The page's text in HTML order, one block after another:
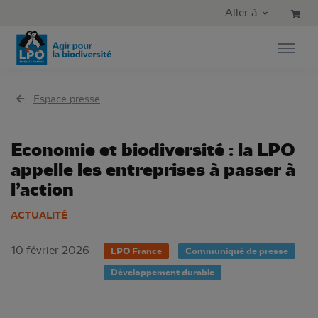
Aller au menu principal
Aller à
Espace presse
Economie et biodiversité : la LPO
appelle les entreprises à passer à
l’action
ACTUALITÉ
10 février 2026 LPO France
Communiqué de presse
Développement durable